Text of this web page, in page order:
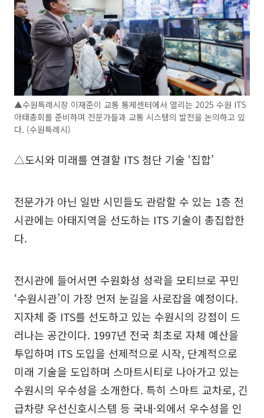
▲수원특례시장 이재준이 교통 통제센터에서 열리는 2025 수원 ITS
아태총회를 준비하며 전문가들과 교통 시스템의 발전을 논의하고 있
다. (수원특례시)
△도시와 미래를 연결할 ITS 첨단 기술 ‘집합’
전문가가 아닌 일반 시민들도 관람할 수 있는 1층 전
시관에는 아태지역을 선도하는 ITS 기술이 총집합한
다.
전시관에 들어서면 수원화성 성곽을 모티브로 꾸민
‘수원시관’이 가장 먼저 눈길을 사로잡을 예정이다.
지자체 중 ITS를 선도하고 있는 수원시의 강점이 드
러나는 공간이다. 1997년 전국 최초로 자체 예산을
투입하며 ITS 도입을 선제적으로 시작, 단계적으로
미래 기술을 도입하며 스마트시티로 나아가고 있는
수원시의 우수성을 소개한다. 특히 스마트 교차로, 긴
급차량 우선신호시스템 등 국내·외에서 우수성을 인